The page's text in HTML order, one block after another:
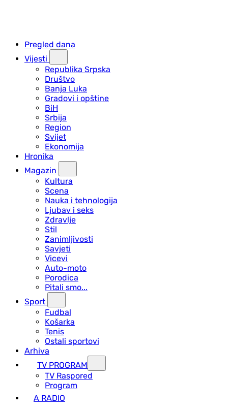
Pregled dana
Vijesti
Republika Srpska
Društvo
Banja Luka
Gradovi i opštine
BiH
Srbija
Region
Svijet
Ekonomija
Hronika
Magazin
Kultura
Scena
Nauka i tehnologija
Ljubav i seks
Zdravlje
Stil
Zanimljivosti
Savjeti
Vicevi
Auto-moto
Porodica
Pitali smo...
Sport
Fudbal
Košarka
Tenis
Ostali sportovi
Arhiva
TV PROGRAM
ТV Raspored
Program
A RADIO